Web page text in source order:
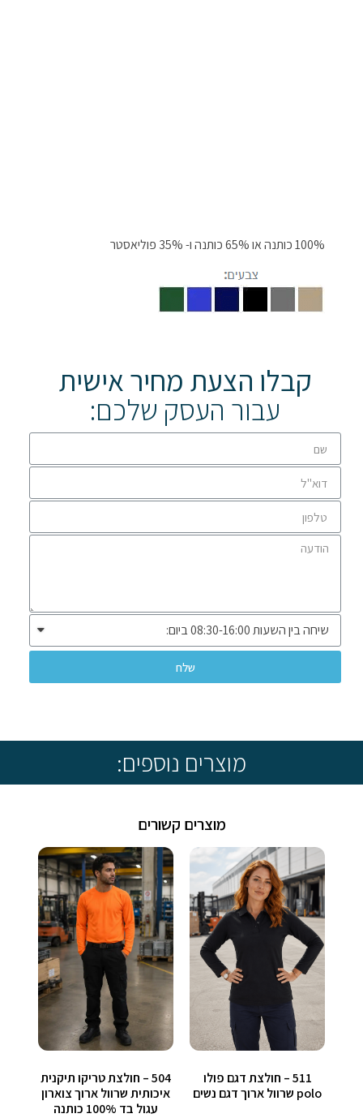
100% כותנה או 65% כותנה ו- 35% פוליאסטר
קבלו הצעת מחיר אישית
עבור העסק שלכם:
שלח
מוצרים נוספים:
מוצרים קשורים
511 – חולצת דגם פולו
polo שרוול ארוך דגם נשים
504 – חולצת טריקו תיקנית
איכותית שרוול ארוך צוארון
עגול בד 100% כותנה